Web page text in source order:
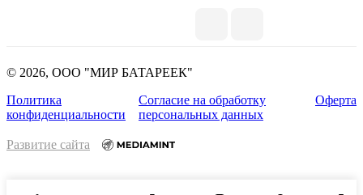
© 2026, ООО "МИР БАТАРЕЕК"
Политика
конфиденциальности
Согласие на обработку
персональных данных
Оферта
Развитие сайта